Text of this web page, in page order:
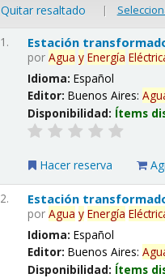
Quitar resaltado |
1. Estación
porAgua y Energía
Idioma:Español
Editor:Buenos Aires:
Disponibilidad: Ítems
Hacer reserva
2. Estación
porAgua y Energía
Idioma:Español
Editor:Buenos Aires:
Disponibilidad: Ítems